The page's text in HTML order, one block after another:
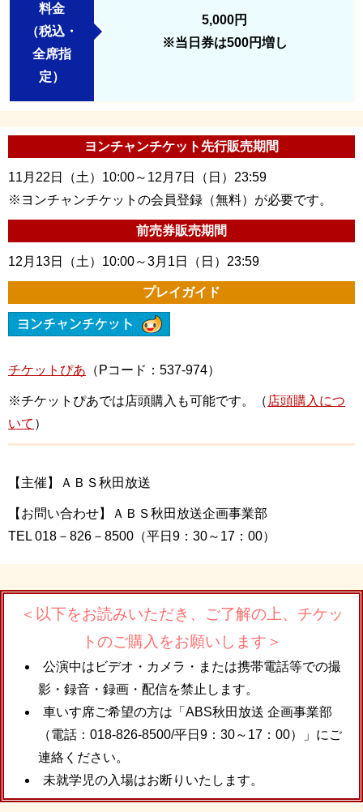
料金
（税込・
全席指
定）
5,000円
※当日券は500円増し
ヨンチャンチケット先行販売期間
11月22日（土）10:00～12月7日（日）23:59
※ヨンチャンチケットの会員登録（無料）が必要です。
前売券販売期間
12月13日（土）10:00～3月1日（日）23:59
プレイガイド
チケットぴあ （Pコード：537-974）
※チケットぴあでは店頭購入も可能です。（ 店頭購入につ
いて ）
【主催】ＡＢＳ秋田放送
【お問い合わせ】ＡＢＳ秋田放送企画事業部
TEL 018－826－8500（平日9：30～17：00）
＜以下をお読みいただき、ご了解の上、チケッ
トのご購入をお願いします＞
公演中はビデオ・カメラ・または携帯電話等での撮
影・録音・録画・配信を禁止します。
車いす席ご希望の方は「ABS秋田放送 企画事業部
（電話：018-826-8500/平日9：30～17：00）」にご
連絡ください。
未就学児の入場はお断りいたします。